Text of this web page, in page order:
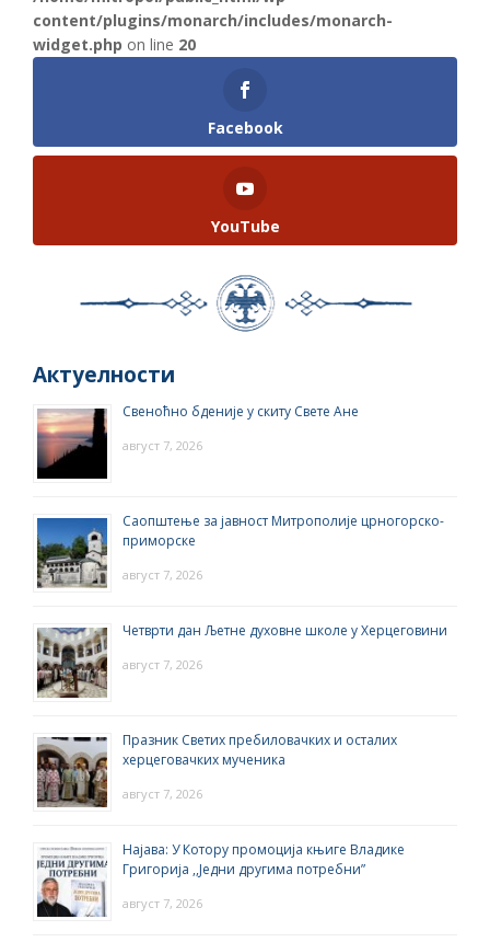
content/plugins/monarch/includes/monarch-
widget.php on line 20
Facebook
YouTube
Актуелности
Свеноћно бденије у скиту Свете Ане
август 7, 2026
Саопштење за јавност Митрополије црногорско-
приморске
август 7, 2026
Четврти дан Љетне духовне школе у Херцеговини
август 7, 2026
Празник Светих пребиловачких и осталих
херцеговачких мученика
август 7, 2026
Најава: У Котору промоција књиге Владике
Григорија ,,Једни другима потребни”
август 7, 2026